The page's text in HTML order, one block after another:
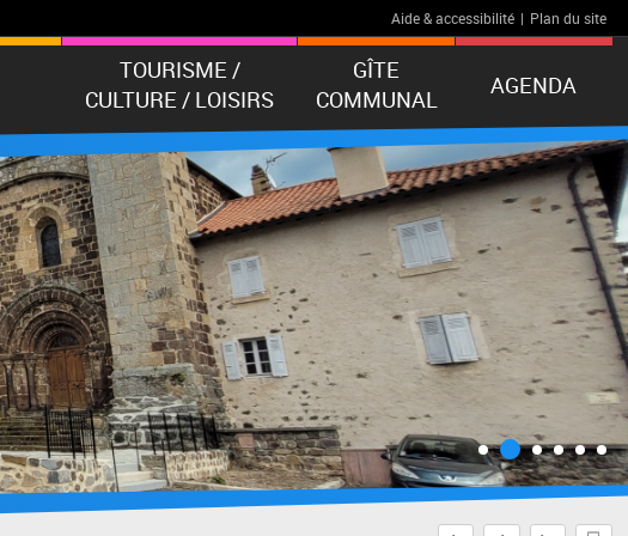
Aide & accessibilité | Plan du site
TOURISME /
CULTURE / LOISIRS
GÎTE
COMMUNAL
AGENDA